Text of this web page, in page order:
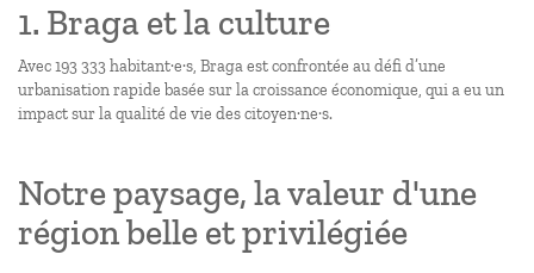
1. Braga et la culture
Avec 193 333 habitant·e·s, Braga est confrontée au défi d’une
urbanisation rapide basée sur la croissance économique, qui a eu un
impact sur la qualité de vie des citoyen·ne·s.
Notre paysage, la valeur d'une
région belle et privilégiée